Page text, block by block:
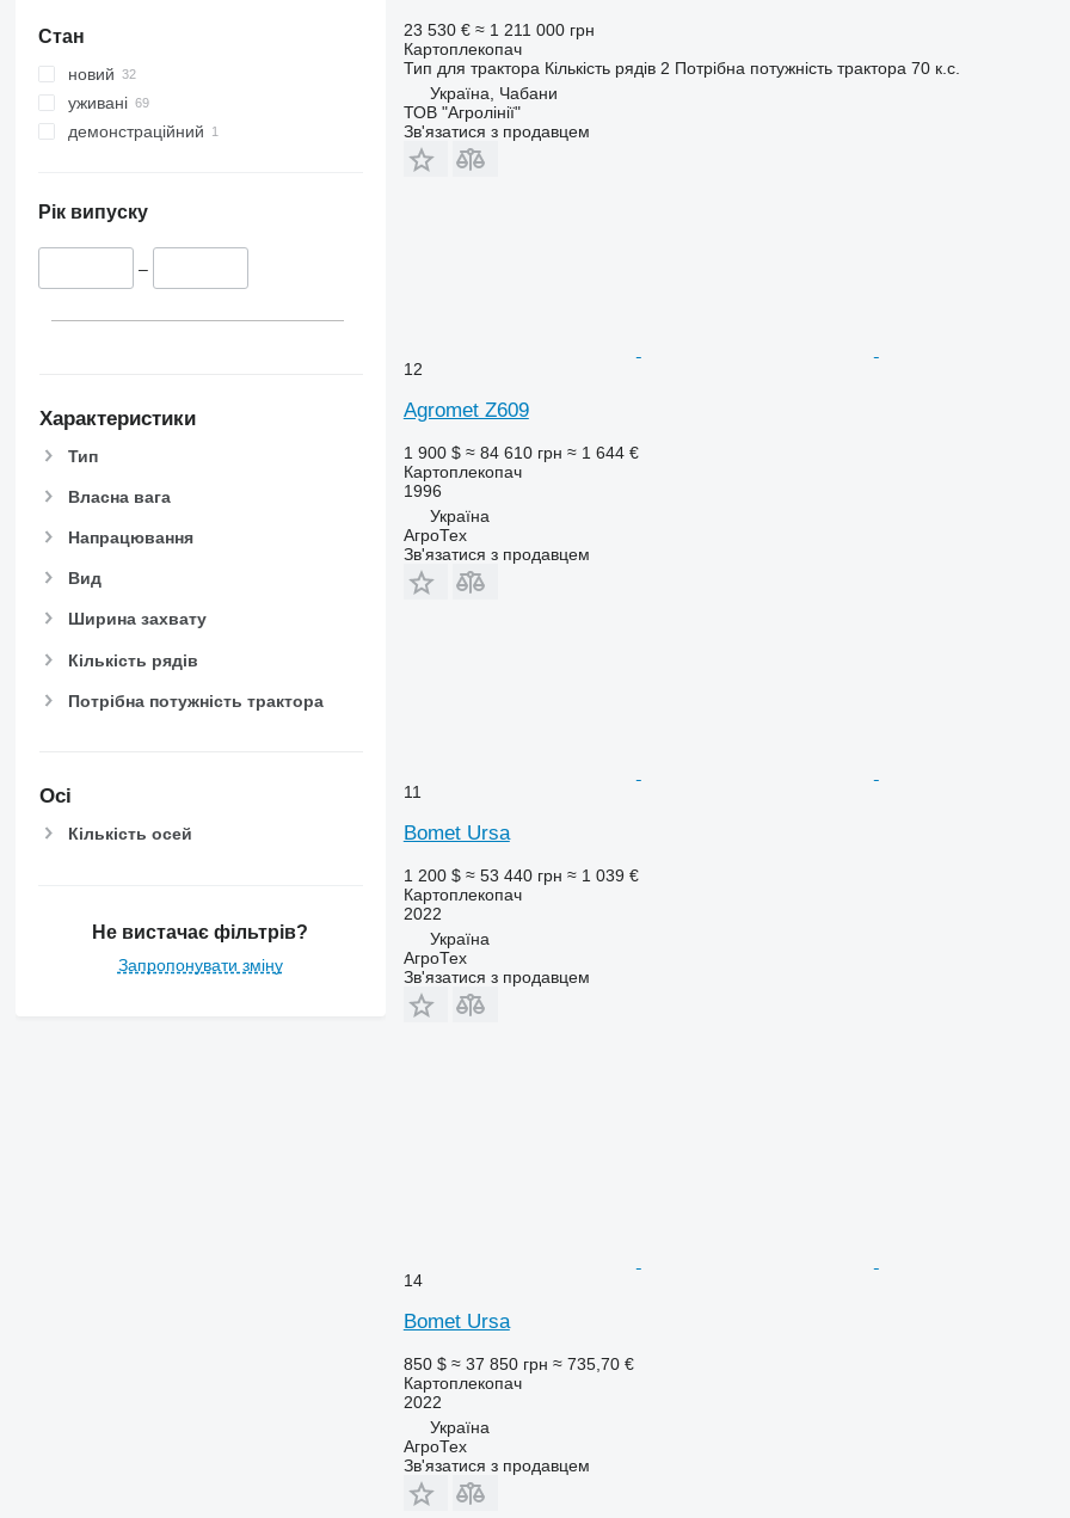
Стан
новий
уживані
демонстраційний
Рік випуску
–
Характеристики
Тип
Власна вага
Напрацювання
Вид
Ширина захвату
Кількість рядів
Потрібна потужність трактора
Осі
Кількість осей
Не вистачає фільтрів?
Запропонувати зміну
23 530 € ≈ 1 211 000 грн
Картоплекопач
Тип для трактора Кількість рядів 2 Потрібна потужність трактора 70 к.с.
Україна, Чабани
ТОВ "Агролінії"
Зв'язатися з продавцем
12
Agromet Z609
1 900 $ ≈ 84 610 грн ≈ 1 644 €
Картоплекопач
1996
Україна
АгроТех
Зв'язатися з продавцем
11
Bomet Ursa
1 200 $ ≈ 53 440 грн ≈ 1 039 €
Картоплекопач
2022
Україна
АгроТех
Зв'язатися з продавцем
14
Bomet Ursa
850 $ ≈ 37 850 грн ≈ 735,70 €
Картоплекопач
2022
Україна
АгроТех
Зв'язатися з продавцем